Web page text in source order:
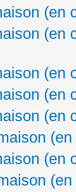
(en
(en
(en
(en
(en
(en